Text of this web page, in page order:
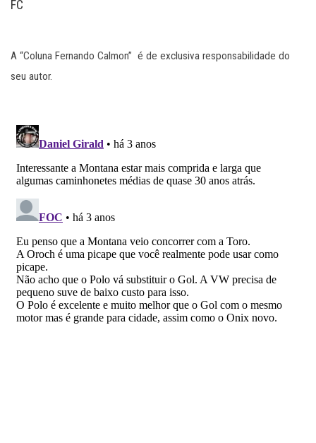
FC
A “Coluna Fernando Calmon” é de exclusiva responsabilidade do
seu autor.